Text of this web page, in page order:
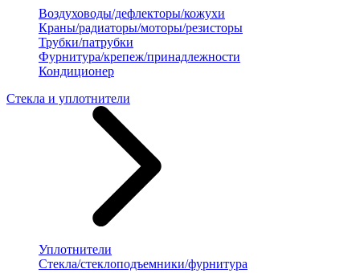
Воздуховоды/дефлекторы/кожухи
Краны/радиаторы/моторы/резисторы
Трубки/патрубки
Фурнитура/крепеж/принадлежности
Кондиционер
Стекла и уплотнители
Уплотнители
Стекла/стеклоподъемники/фурнитура